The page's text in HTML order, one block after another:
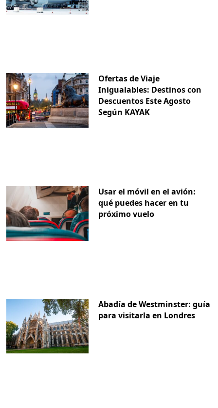
Ofertas de Viaje
Inigualables: Destinos con
Descuentos Este Agosto
Según KAYAK
Usar el móvil en el avión:
qué puedes hacer en tu
próximo vuelo
Abadía de Westminster: guía
para visitarla en Londres